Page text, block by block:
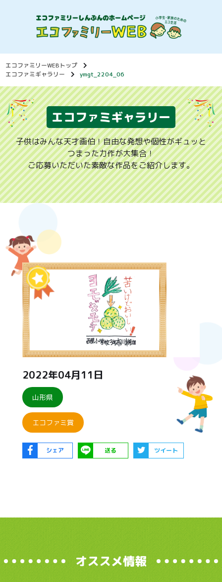
エコファミリーWEBトップ
エコファミギャラリー
ymgt_2204_06
エコファミギャラリー
子供はみんな天才画伯！自由な発想や個性がギュッと
つまった力作が大集合！
ご応募いただいた素敵な作品をご紹介します。
2022年04月11日
山形県
エコファミ賞
シェア 送る ツイート
オススメ情報